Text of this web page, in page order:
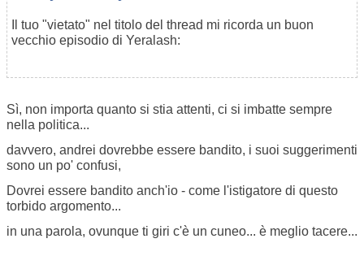
Il tuo "vietato" nel titolo del thread mi ricorda un buon
vecchio episodio di Yeralash:
Sì, non importa quanto si stia attenti, ci si imbatte sempre
nella politica...
davvero, andrei dovrebbe essere bandito, i suoi suggerimenti
sono un po' confusi,
Dovrei essere bandito anch'io - come l'istigatore di questo
torbido argomento...
in una parola, ovunque ti giri c'è un cuneo... è meglio tacere...